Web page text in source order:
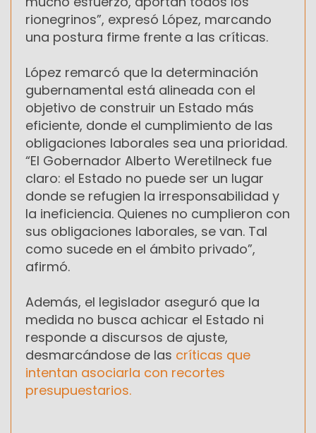
rionegrinos”, expresó López, marcando
una postura firme frente a las críticas.
López remarcó que la determinación
gubernamental está alineada con el
objetivo de construir un Estado más
eficiente, donde el cumplimiento de las
obligaciones laborales sea una prioridad.
“El Gobernador Alberto Weretilneck fue
claro: el Estado no puede ser un lugar
donde se refugien la irresponsabilidad y
la ineficiencia. Quienes no cumplieron con
sus obligaciones laborales, se van. Tal
como sucede en el ámbito privado”,
afirmó.
Además, el legislador aseguró que la
medida no busca achicar el Estado ni
responde a discursos de ajuste,
desmarcándose de las críticas que
intentan asociarla con recortes
presupuestarios.